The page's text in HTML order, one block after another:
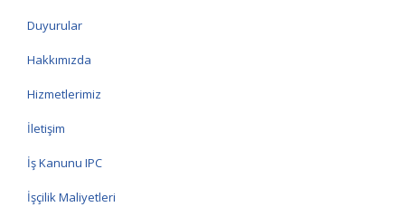
Duyurular
Hakkımızda
Hizmetlerimiz
İletişim
İş Kanunu IPC
İşçilik Maliyetleri